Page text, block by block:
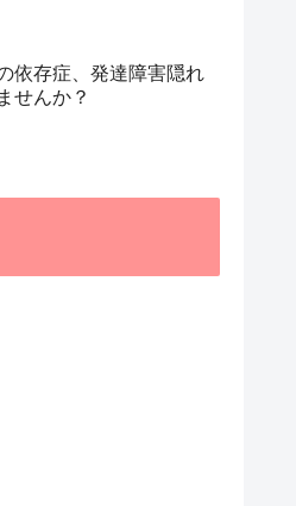
依存症、発達障害隠れ
せんか？